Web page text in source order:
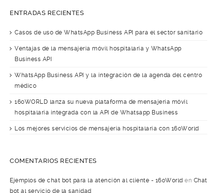
ENTRADAS RECIENTES
Casos de uso de WhatsApp Business API para el sector sanitario
Ventajas de la mensajería móvil hospitalaria y WhatsApp
Business API
WhatsApp Business API y la integración de la agenda del centro
médico
160WORLD lanza su nueva plataforma de mensajería móvil
hospitalaria integrada con la API de Whatsapp Business
Los mejores servicios de mensajería hospitalaria con 160World
COMENTARIOS RECIENTES
Ejemplos de chat bot para la atención al cliente - 160World en Chat
bot al servicio de la sanidad